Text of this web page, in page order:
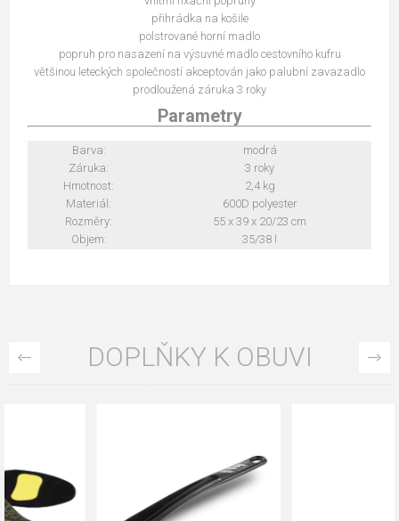
přihrádka na košile
polstrované horní madlo
popruh pro nasazení na výsuvné madlo cestovního kufru
většinou leteckých společností akceptován jako palubní zavazadlo
prodloužená záruka 3 roky
Parametry
Barva:
modrá
Záruka:
3 roky
Hmotnost:
2,4 kg
Materiál:
600D polyester
Rozměry:
55 x 39 x 20/23 cm
Objem:
35/38 l
DOPLŇKY K OBUVI